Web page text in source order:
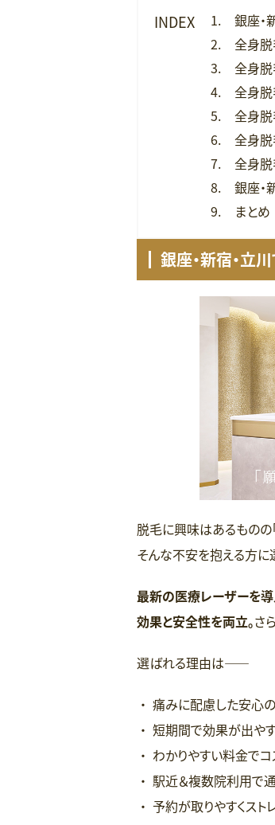
INDEX
銀座・
全身脱
全身
全身
全身
全身脱
全身
銀座・
まとめ
銀座・新宿・立
脱毛に興味はあるものの
そんな不安を抱える方に
最新の医療レーザーを導
効果と安全性を両立。さ
選ばれる理由は――
痛みに配慮した安心
短期間で効果が出や
わかりやすい料金で
駅近＆複数院利用で
予約が取りやすくスト